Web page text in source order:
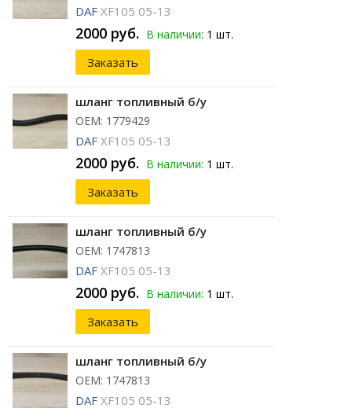
DAF XF105 05-13
2000 руб. В наличии: 1 шт.
Заказать
шланг топливный б/у
ОЕМ: 1779429
DAF XF105 05-13
2000 руб. В наличии: 1 шт.
Заказать
шланг топливный б/у
ОЕМ: 1747813
DAF XF105 05-13
2000 руб. В наличии: 1 шт.
Заказать
шланг топливный б/у
ОЕМ: 1747813
DAF XF105 05-13